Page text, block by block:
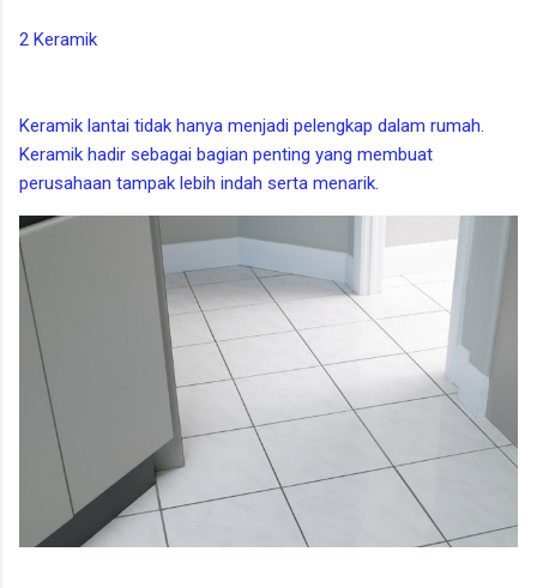
2 Keramik
Keramik lantai tidak hanya menjadi pelengkap dalam rumah.
Keramik hadir sebagai bagian penting yang membuat
perusahaan tampak lebih indah serta menarik.